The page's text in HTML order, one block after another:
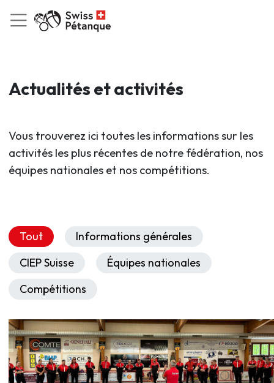
Actualités et activités
Vous trouverez ici toutes les informations sur les
activités les plus récentes de notre fédération, nos
équipes nationales et nos compétitions.
Tout
Informations générales
CIEP Suisse
Équipes nationales
Compétitions